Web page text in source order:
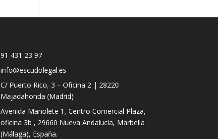
91 431 23 97
info@escudolegal.es
C/ Puerto Rico, 3 – Oficina 2 | 28220
Majadahonda (Madrid)
Avenida Manolete 1, Centro Comercial Plaza,
oficina 3b , 29660 Nueva Andalucía, Marbella
(Málaga), España.